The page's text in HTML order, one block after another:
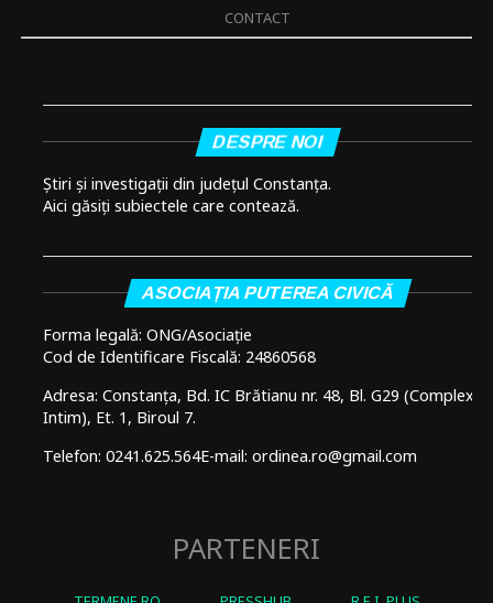
CONTACT
DESPRE NOI
Știri și investigații din județul Constanța.
Aici găsiți subiectele care contează.
ASOCIAȚIA PUTEREA CIVICĂ
Forma legală: ONG/Asociație
Cod de Identificare Fiscală: 24860568
Adresa: Constanța, Bd. IC Brătianu nr. 48, Bl. G29 (Complex
Intim), Et. 1, Biroul 7.
Telefon: 0241.625.564E-mail: ordinea.ro@gmail.com
PARTENERI